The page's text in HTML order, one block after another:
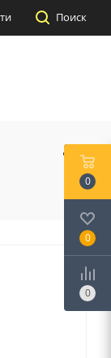
Поиск
0
0
0